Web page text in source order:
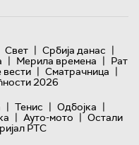
Свет | Србија данас |
| Мерила времена | Рат
вести | Сматрачница |
2026
| Тенис | Одбојка |
| Ауто-мото | Остали
РТС